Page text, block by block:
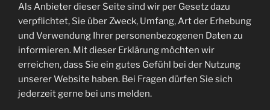
Als Anbieter dieser Seite sind wir per Gesetz dazu
verpflichtet, Sie über Zweck, Umfang, Art der Erhebung
und Verwendung Ihrer personenbezogenen Daten zu
informieren. Mit dieser Erklärung möchten wir
erreichen, dass Sie ein gutes Gefühl bei der Nutzung
unserer Website haben. Bei Fragen dürfen Sie sich
jederzeit gerne bei uns melden.